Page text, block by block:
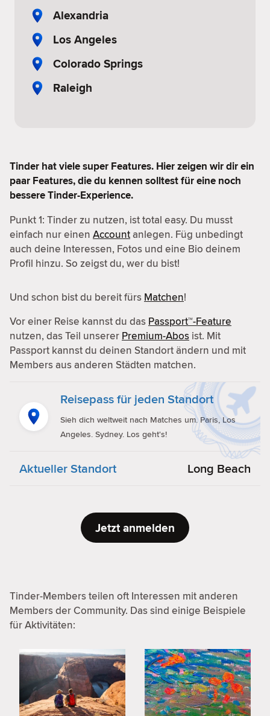
Alexandria
Los Angeles
Colorado Springs
Raleigh
Tinder hat viele super Features. Hier zeigen wir dir ein
paar Features, die du kennen solltest für eine noch
bessere Tinder-Experience.
Punkt 1: Tinder zu nutzen, ist total easy. Du musst
einfach nur einen Accountanlegen. Füg unbedingt
auch deine Interessen, Fotos und eine Bio deinem
Profil hinzu. So zeigst du, wer du bist!
Und schon bist du bereit fürs Matchen!
Vor einer Reise kannst du das Passport™-Feature
nutzen, das Teil unserer Premium-Abos ist. Mit
Passport kannst du deinen Standort ändern und mit
Members aus anderen Städten matchen.
Reisepass für jeden Standort
Sieh dich weltweit nach Matches um. Paris, Los
Angeles. Sydney. Los geht's!
Aktueller Standort Long Beach
Jetzt anmelden
Tinder-Members teilen oft Interessen mit anderen
Members der Community. Das sind einige Beispiele
für Aktivitäten: